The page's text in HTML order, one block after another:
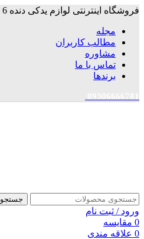
فروشگاه اینترنتی لوازم یدکی دنده 6
مجله
مطالب کاربران
مشاوره
تماس با ما
برندها
جستجو
ورود / ثبت نام
0 مقایسه
0 علاقه مندی